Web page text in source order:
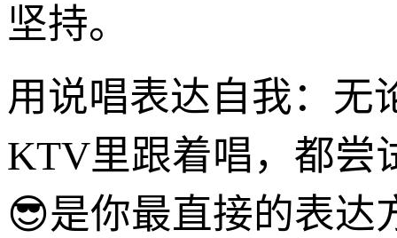
坚持。
用说唱表达自我：无
KTV里跟着唱，都尝
😎是你最直接的表达